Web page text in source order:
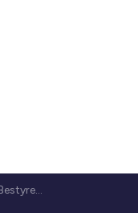
9. kreds - Bestyrelsesmøde (26-156)